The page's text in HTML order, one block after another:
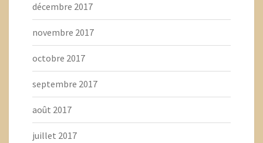
décembre 2017
novembre 2017
octobre 2017
septembre 2017
août 2017
juillet 2017